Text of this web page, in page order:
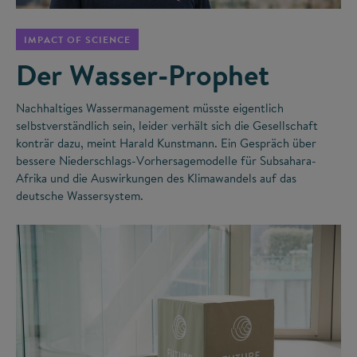
IMPACT OF SCIENCE
Der Wasser-Prophet
Nachhaltiges Wassermanagement müsste eigentlich
selbstverständlich sein, leider verhält sich die Gesellschaft
konträr dazu, meint Harald Kunstmann. Ein Gespräch über
bessere Niederschlags-Vorhersagemodelle für Subsahara-
Afrika und die Auswirkungen des Klimawandels auf das
deutsche Wassersystem.